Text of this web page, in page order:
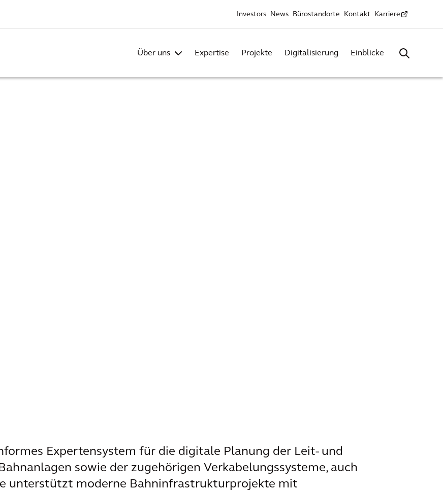
Investors News Bürostandorte Kontakt Karriere
Über uns Expertise Projekte Digitalisierung Einblicke
Expertensystem für die digitale Planung der Leit- und
sowie der zugehörigen Verkabelungssysteme, auch
unterstützt moderne Bahninfrastrukturprojekte mit